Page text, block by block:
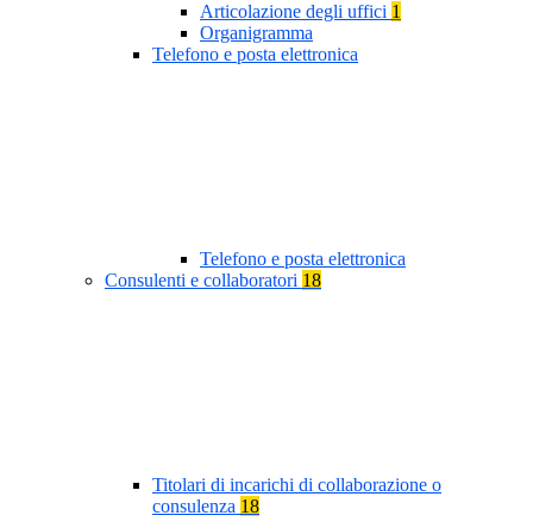
Articolazione degli uffici 1
Organigramma
Telefono e posta elettronica
Telefono e posta elettronica
Consulenti e collaboratori 18
Titolari di incarichi di collaborazione o
consulenza 18